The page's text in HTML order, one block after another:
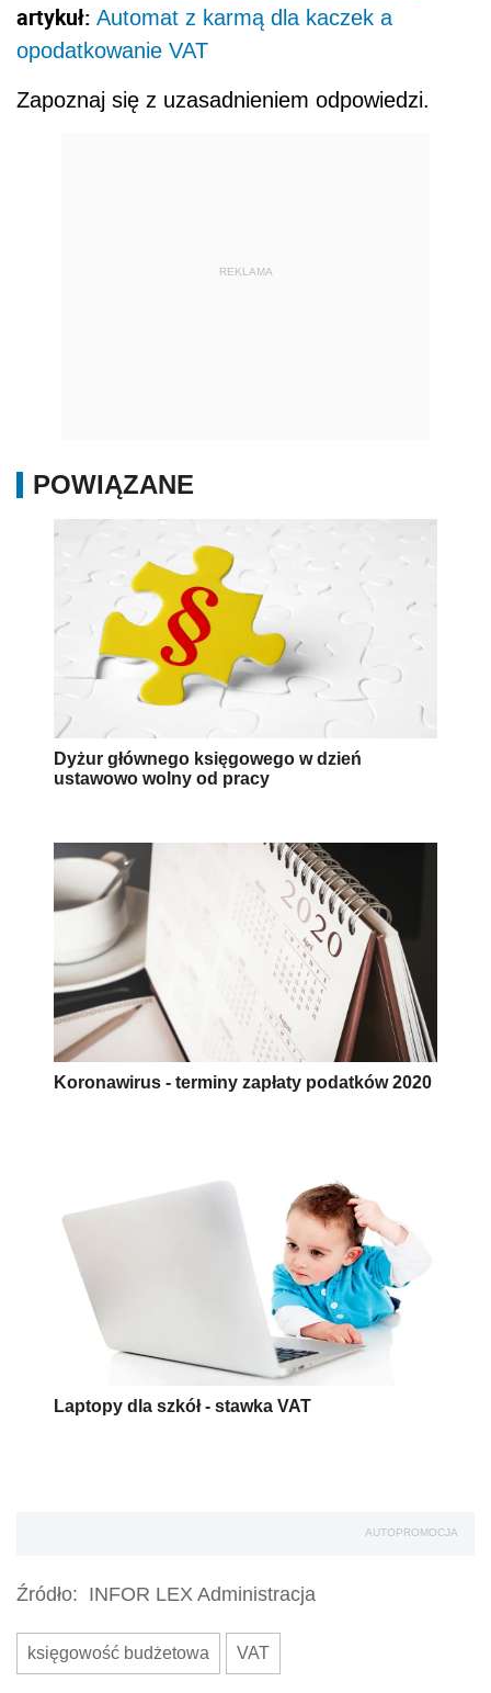
artykuł: Automat z karmą dla kaczek a
opodatkowanie VAT
Zapoznaj się z uzasadnieniem odpowiedzi.
REKLAMA
POWIĄZANE
Dyżur głównego księgowego w dzień
ustawowo wolny od pracy
Koronawirus - terminy zapłaty podatków 2020
Laptopy dla szkół - stawka VAT
AUTOPROMOCJA
Źródło: INFOR LEX Administracja
księgowość budżetowa VAT